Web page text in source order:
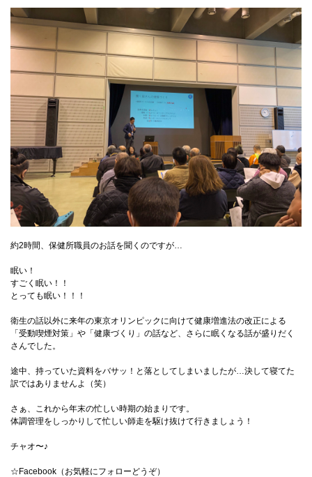
約2時間、保健所職員のお話を聞くのですが…
眠い！
すごく眠い！！
とっても眠い！！！
衛生の話以外に来年の東京オリンピックに向けて健康増進法の改正による
「受動喫煙対策」や「健康づくり」の話など、さらに眠くなる話が盛りだく
さんでした。
途中、持っていた資料をバサッ！と落としてしまいましたが…決して寝てた
訳ではありませんよ（笑）
さぁ、これから年末の忙しい時期の始まりです。
体調管理をしっかりして忙しい師走を駆け抜けて行きましょう！
チャオ〜♪
☆Facebook（お気軽にフォローどうぞ）